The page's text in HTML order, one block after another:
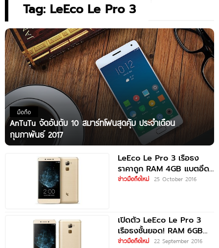
Tag: LeEco Le Pro 3
มือถือ
AnTuTu จัดอันดับ 10 สมาร์ทโฟนสุดคุ้ม ประจำเดือน
กุมภาพันธ์ 2017
LeEco Le Pro 3 เรือธง
ราคาถูก RAM 4GB แบตอึด
4070mAh บุกตลาดสหรัฐฯ
ข่าวมือถือใหม่ 25 October 2016
เปิดตัว LeEco Le Pro 3
เรือธงชั้นยอด! RAM 6GB
ขุมพลัง Snapdragon
ข่าวมือถือใหม่ 22 September 2016